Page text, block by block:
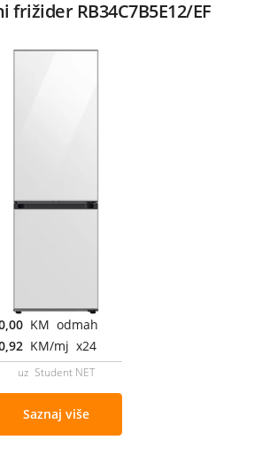
frižider RB34C7B5E12/EF
KM odmah
KM/mj x24
uz Student NET
Saznaj više